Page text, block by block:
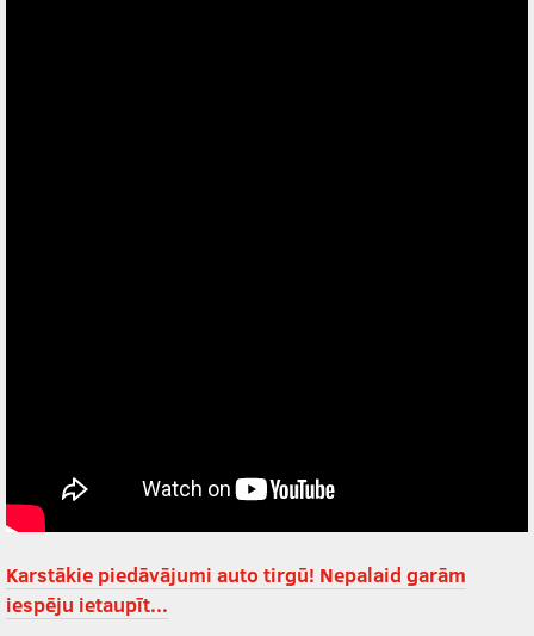
Karstākie piedāvājumi auto tirgū! Nepalaid garām
iespēju ietaupīt...